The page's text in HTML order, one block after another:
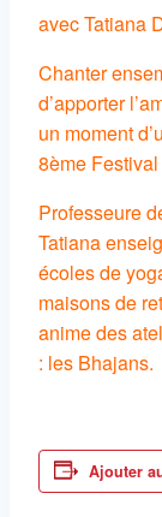
avec Tatiana
Chanter
d’apporter
un moment
8ème
Professeure
Tatiana
écoles de
maisons de
anime des
: les Bhajans.
Ajouter